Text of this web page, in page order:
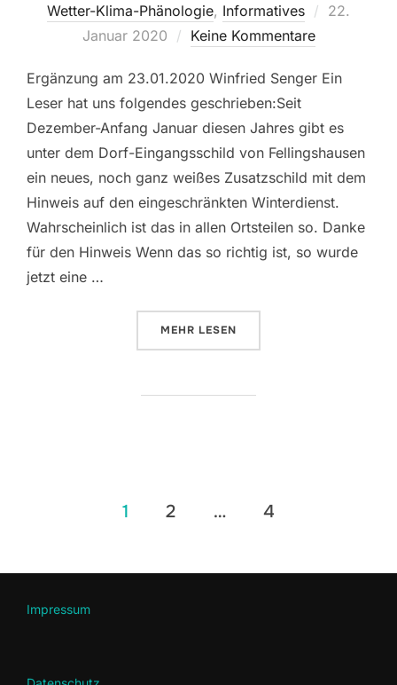
Wetter-Klima-Phänologie, Informatives
22.
Januar 2020
Keine Kommentare
Ergänzung am 23.01.2020 Winfried Senger Ein
Leser hat uns folgendes geschrieben:Seit
Dezember-Anfang Januar diesen Jahres gibt es
unter dem Dorf-Eingangsschild von Fellingshausen
ein neues, noch ganz weißes Zusatzschild mit dem
Hinweis auf den eingeschränkten Winterdienst.
Wahrscheinlich ist das in allen Ortsteilen so. Danke
für den Hinweis Wenn das so richtig ist, so wurde
jetzt eine …
MEHR ÜBER „GLATTEIS UND
LESEN
Seitennummerierung
1 2 … 4
Impressum